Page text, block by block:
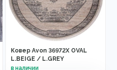
Ковер Avon 36972X OVAL
L.BEIGE / L.GREY